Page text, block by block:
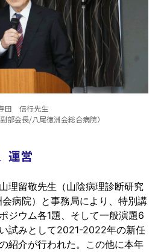
田 信行先生
部会長/八尾徳洲会総合病院）
運営
理留敬先生（山陰病理診断研究
病院）と事務局により、特別講
ジウム各1題、そして一般演題6
試みとして2021-2022年の新任
紹介が行われた。この他に本年